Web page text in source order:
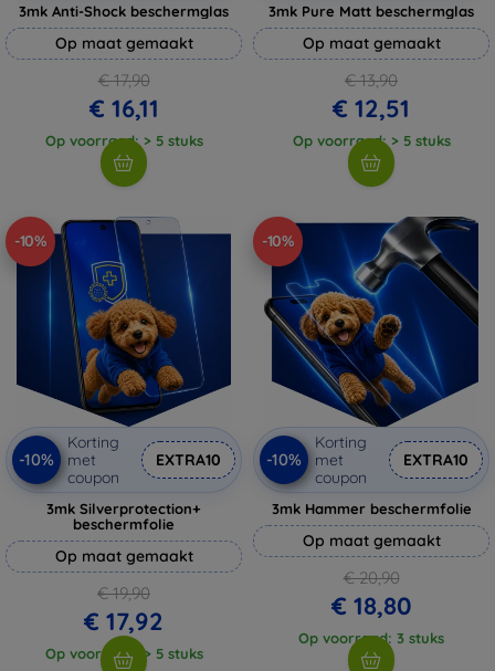
3mk Anti-Shock beschermglas
Op maat gemaakt
€ 17,90
€ 16,11
Op voorraad: > 5 stuks
3mk Pure Matt beschermglas
Op maat gemaakt
€ 13,90
€ 12,51
Op voorraad: > 5 stuks
-10%
-10%
Korting
met
coupon
EXTRA10
3mk Silverprotection+
beschermfolie
Op maat gemaakt
€ 19,90
€ 17,92
Op voorraad: > 5 stuks
-10%
-10%
Korting
met
coupon
EXTRA10
3mk Hammer beschermfolie
Op maat gemaakt
€ 20,90
€ 18,80
Op voorraad: 3 stuks